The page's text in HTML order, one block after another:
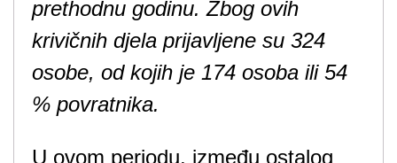
prethodnu godinu. Zbog ovih
krivičnih djela prijavljene su 324
osobe, od kojih je 174 osoba ili 54
% povratnika.
U ovom periodu, između ostalog